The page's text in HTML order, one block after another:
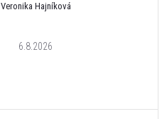
Veronika Hajníková
6.8.2026